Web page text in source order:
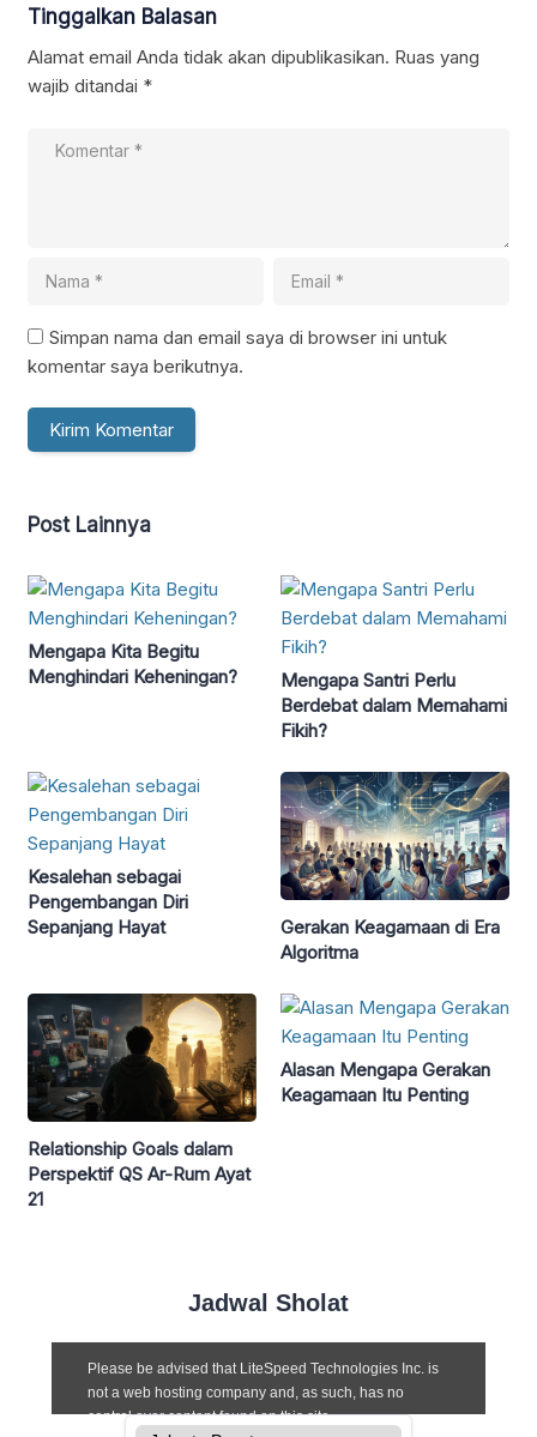
Tinggalkan Balasan
Alamat email Anda tidak akan dipublikasikan. Ruas yang
wajib ditandai *
Simpan nama dan email saya di browser ini untuk
komentar saya berikutnya.
Post Lainnya
Mengapa Kita Begitu
Menghindari Keheningan?
Mengapa Santri Perlu
Berdebat dalam Memahami
Fikih?
Kesalehan sebagai
Pengembangan Diri
Sepanjang Hayat
Gerakan Keagamaan di Era
Algoritma
Relationship Goals dalam
Perspektif QS Ar-Rum Ayat
21
Alasan Mengapa Gerakan
Keagamaan Itu Penting
Jadwal Sholat